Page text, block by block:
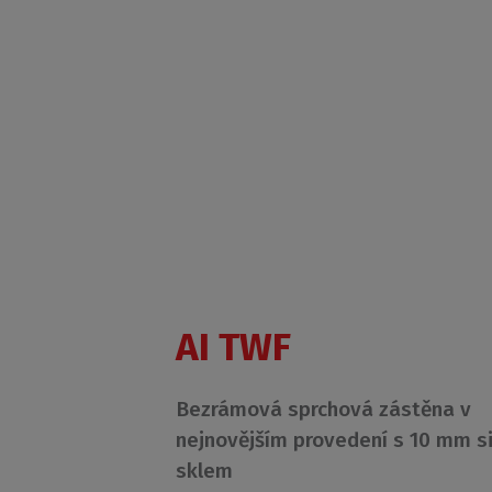
AI TWF
Bezrámová sprchová zástěna v
nejnovějším provedení s 10 mm
sklem